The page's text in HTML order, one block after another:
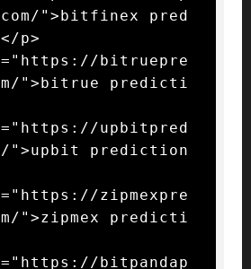
">bitfinex pred
p>
bitruepre
">bitrue predicti
upbitpred
">upbit prediction
zipmexpre
">zipmex predicti
bitpandap